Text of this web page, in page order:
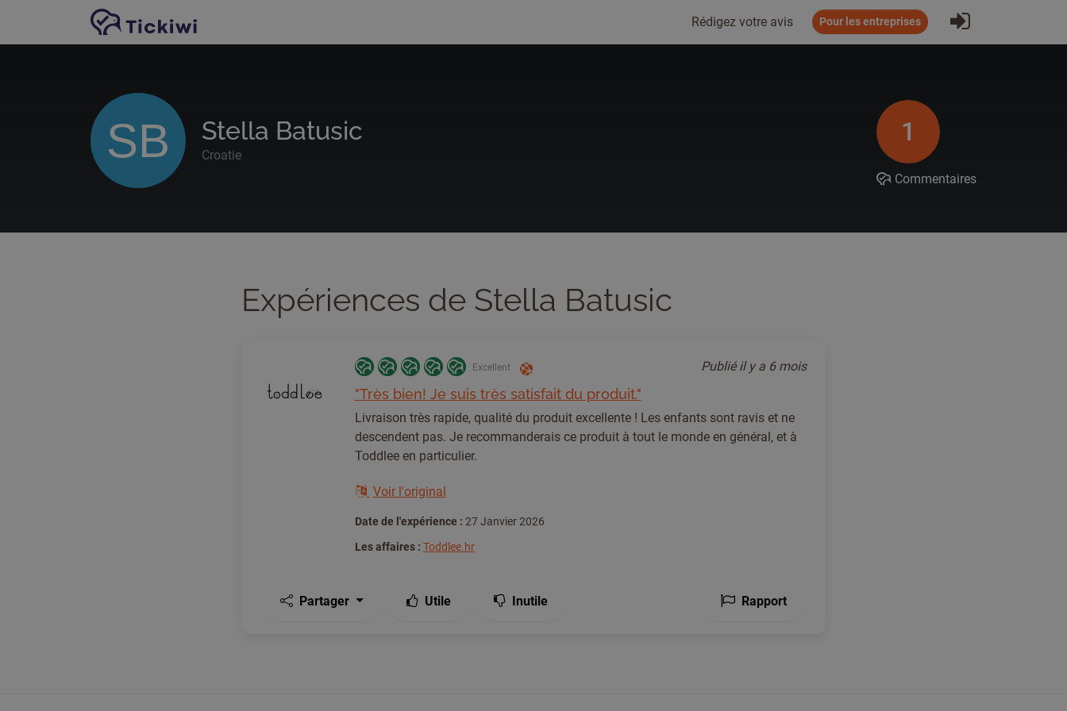
Passer au contenu principal
Rédigez votre avis
Pour les entreprises S'inscrire
SB Stella Batusic
Croatie
1
Commentaires
Expériences de Stella Batusic
Excellent Publiéil y a 6 mois
"Très bien! Je suis très satisfait du produit."
Livraison très rapide, qualité du produit excellente ! Les enfants sont ravis et ne
descendent pas. Je recommanderais ce produit à tout le monde en général, et à
Toddlee en particulier.
Voir l'original
Date de l'expérience : 27 Janvier 2026
Les affaires : Toddlee.hr
Partager Utile Inutile Rapport